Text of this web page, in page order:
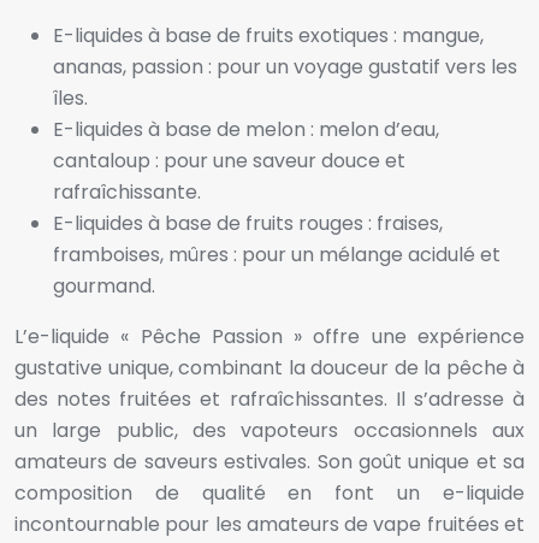
E-liquides à base de fruits exotiques : mangue,
ananas, passion : pour un voyage gustatif vers les
îles.
E-liquides à base de melon : melon d’eau,
cantaloup : pour une saveur douce et
rafraîchissante.
E-liquides à base de fruits rouges : fraises,
framboises, mûres : pour un mélange acidulé et
gourmand.
L’e-liquide « Pêche Passion » offre une expérience
gustative unique, combinant la douceur de la pêche à
des notes fruitées et rafraîchissantes. Il s’adresse à
un large public, des vapoteurs occasionnels aux
amateurs de saveurs estivales. Son goût unique et sa
composition de qualité en font un e-liquide
incontournable pour les amateurs de vape fruitées et